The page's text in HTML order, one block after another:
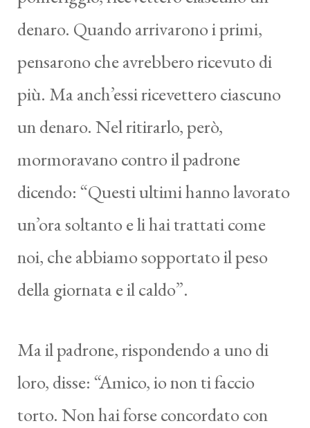
denaro. Quando arrivarono i primi,
pensarono che avrebbero ricevuto di
più. Ma anch’essi ricevettero ciascuno
un denaro. Nel ritirarlo, però,
mormoravano contro il padrone
dicendo: “Questi ultimi hanno lavorato
un’ora soltanto e li hai trattati come
noi, che abbiamo sopportato il peso
della giornata e il caldo”.
Ma il padrone, rispondendo a uno di
loro, disse: “Amico, io non ti faccio
torto. Non hai forse concordato con